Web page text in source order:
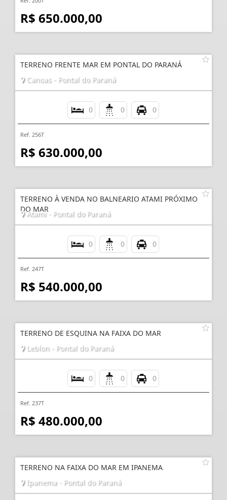
R$ 650.000,00
TERRENO FRENTE MAR EM PONTAL DO PARANÁ
Canoas - Pontal do Paraná
0 0 0
Ref. 256T
R$ 630.000,00
TERRENO À VENDA NO BALNEARIO ATAMI PRÓXIMO
DO MAR
Atami - Pontal do Paraná
0 0 0
Ref. 247T
R$ 540.000,00
TERRENO DE ESQUINA NA FAIXA DO MAR
Leblon - Pontal do Paraná
0 0 0
Ref. 237T
R$ 480.000,00
TERRENO NA FAIXA DO MAR EM IPANEMA
Ipanema - Pontal do Paraná